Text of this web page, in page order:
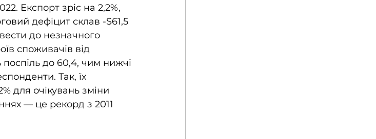
Експорт зріс на 2,2%,
дефіцит склав -$61,5
до незначного
споживачів від
поспіль до 60,4, чим нижчі
Так, їх
для очікувань зміни
— це рекорд з 2011